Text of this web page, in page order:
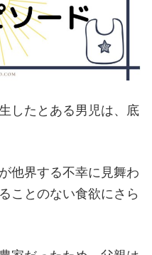
したとある男児は、底
他界する不幸に見舞わ
ことのない食欲にさら